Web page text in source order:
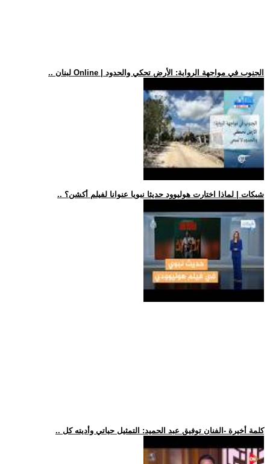
.. لبنان Online | الجنوب في مواجهة الرواية: الأرض تحكي والحدود
.. شبكات | لماذا اختارت هوليوود حديثا نبويا عنوانا لفيلم أكشن؟
.. كلمة أخيرة -الفنان توفيق عبد الحميد: التمثيل حياتي وأديته كل